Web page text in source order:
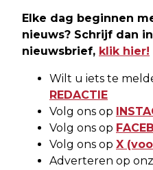
Elke dag beginnen
nieuws? Schrijf dan
nieuwsbrief, klik hier!
Wilt u iets te
REDACTIE
Volg ons op
Volg ons op
Volg ons op X
Adverteren op